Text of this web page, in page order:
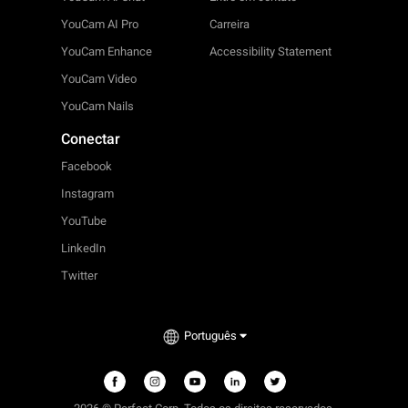
YouCam AI Pro
YouCam Enhance
YouCam Video
YouCam Nails
Carreira
Accessibility Statement
Conectar
Facebook
Instagram
YouTube
LinkedIn
Twitter
Português